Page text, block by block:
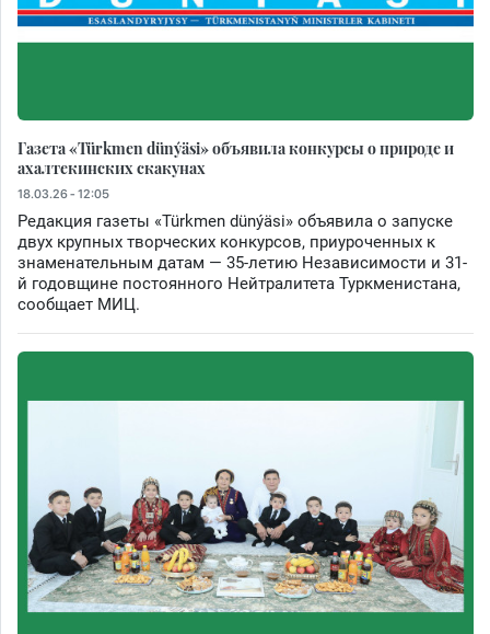
Газета «Türkmen dünýäsi» объявила конкурсы о природе и
ахалтекинских скакунах
18.03.26 - 12:05
Редакция газеты «Türkmen dünýäsi» объявила о запуске
двух крупных творческих конкурсов, приуроченных к
знаменательным датам — 35-летию Независимости и 31-
й годовщине постоянного Нейтралитета Туркменистана,
сообщает МИЦ.